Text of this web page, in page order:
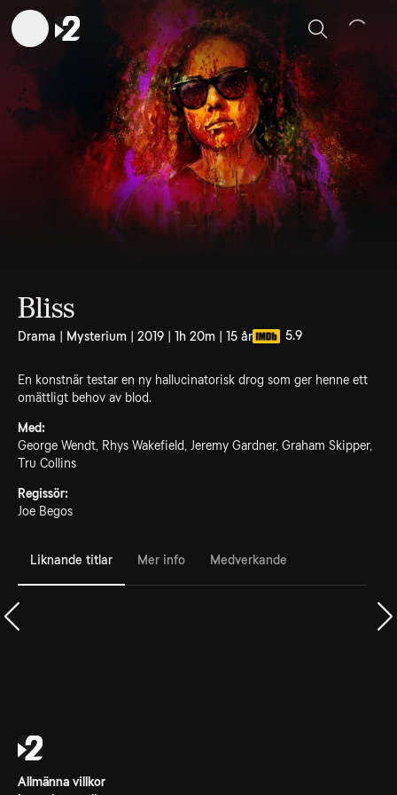
Sök
Bliss
Drama | Mysterium | 2019 | 1h 20m | 15 år 5.9
En konstnär testar en ny hallucinatorisk drog som ger henne ett
omättligt behov av blod.
Med:
George Wendt, Rhys Wakefield, Jeremy Gardner, Graham Skipper,
Tru Collins
Regissör:
Joe Begos
Liknande titlar Mer info Medverkande
Allmänna villkor